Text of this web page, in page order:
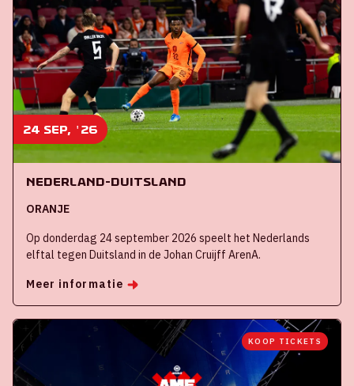
24 sep, '26
Nederland-Duitsland
ORANJE
Op donderdag 24 september 2026 speelt het Nederlands
elftal tegen Duitsland in de Johan Cruijff ArenA.
Meer informatie
KOOP TICKETS